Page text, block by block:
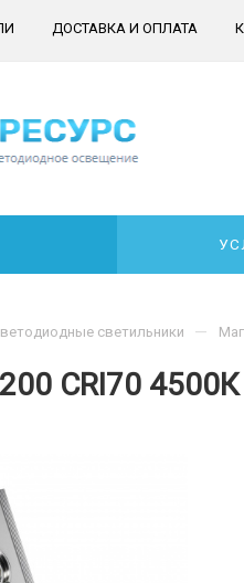
ДОСТАВКА И ОПЛАТА
CRI70 4500К
светильники —